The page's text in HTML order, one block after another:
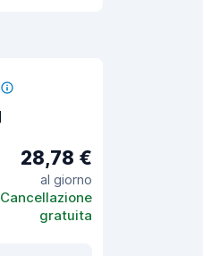
28,78 €
al giorno
Cancellazione
gratuita